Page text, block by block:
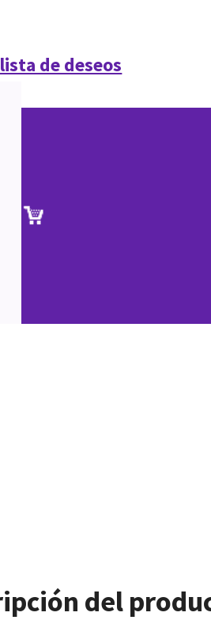
de deseos
del